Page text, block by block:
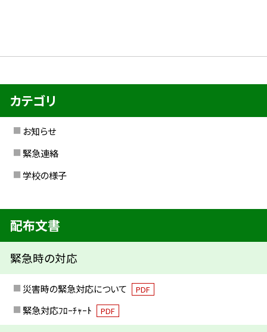
カテゴリ
お知らせ
緊急連絡
学校の様子
配布文書
緊急時の対応
災害時の緊急対応について PDF
緊急対応ﾌﾛｰﾁｬｰﾄ PDF